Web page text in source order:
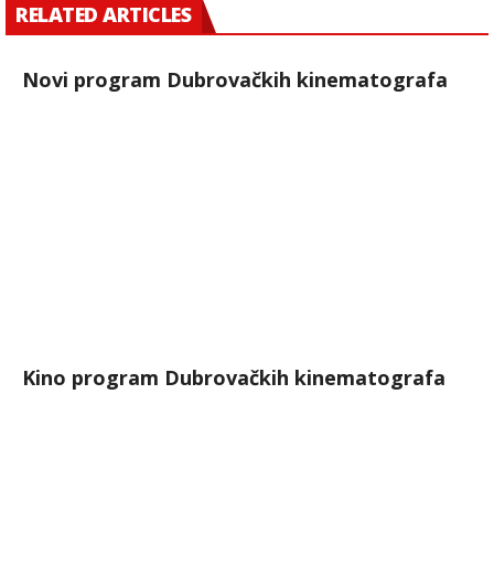
RELATED ARTICLES
Novi program Dubrovačkih kinematografa
Kino program Dubrovačkih kinematografa